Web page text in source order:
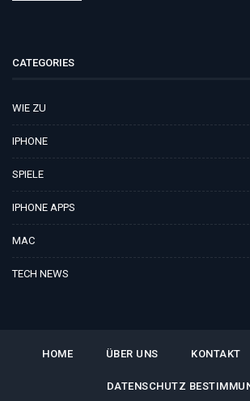
CATEGORIES
WIE ZU
IPHONE
SPIELE
IPHONE APPS
MAC
TECH NEWS
HOME ÜBER UNS KONTAKT
DATENSCHUTZ